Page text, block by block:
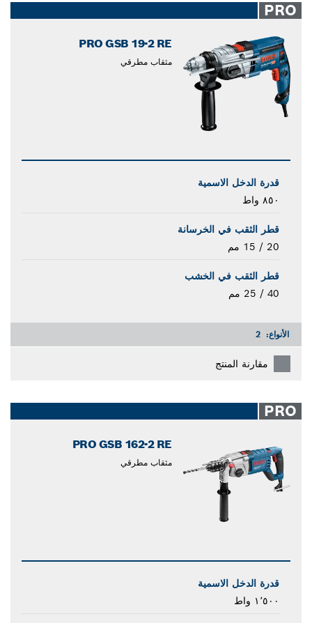
PRO
PRO GSB 19-2 RE
مثقاب مطرقي
قدرة الدخل الاسمية
٨٥٠ واط
قطر الثقب في الخرسانة
20 / 15 مم
قطر الثقب في الخشب
40 / 25 مم
الأنواع: 2
مقارنة المنتج
PRO
PRO GSB 162-2 RE
مثقاب مطرقي
قدرة الدخل الاسمية
١٬٥٠٠ واط